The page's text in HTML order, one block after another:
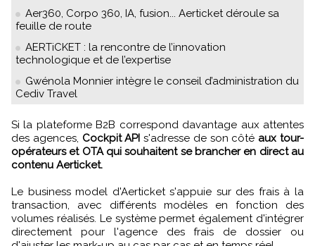
Aer360, Corpo 360, IA, fusion... Aerticket déroule sa
feuille de route
AERTiCKET : la rencontre de l’innovation
technologique et de l’expertise
Gwénola Monnier intègre le conseil d’administration du
Cediv Travel
Si la plateforme B2B correspond davantage aux attentes
des agences, Cockpit APIs'adresse de son côté aux tour-
opérateurs et OTA qui souhaitent se brancher en direct au
contenu Aerticket.
Le business model d'Aerticket s'appuie sur des frais à la
transaction, avec différents modèles en fonction des
volumes réalisés. Le système permet également d'intégrer
directement pour l'agence des frais de dossier ou